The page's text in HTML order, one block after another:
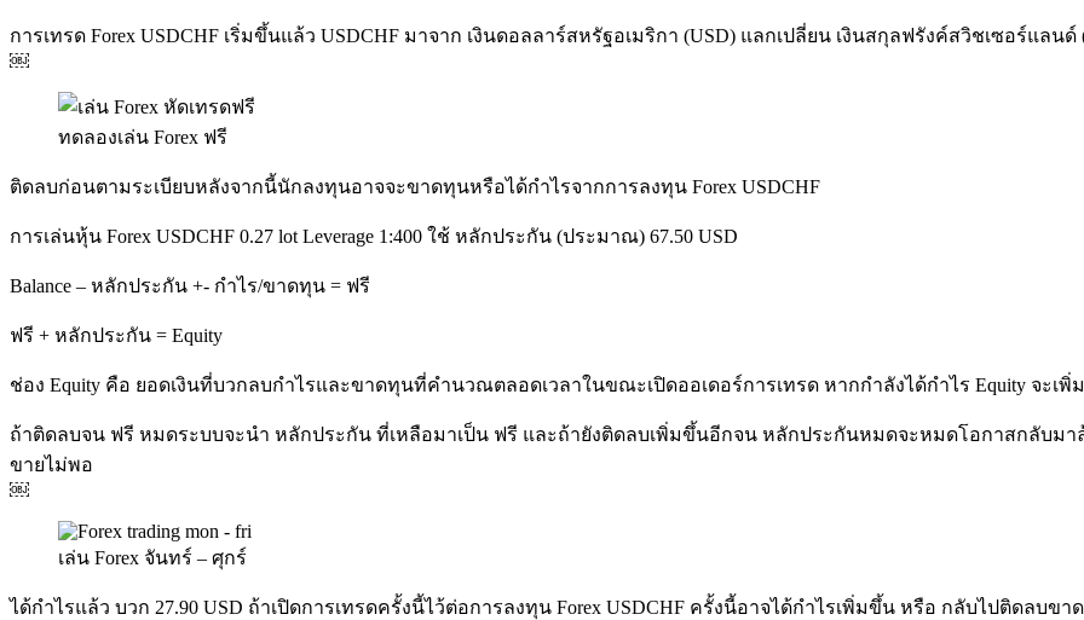
การเทรด Forex USDCHF เริ่มขึ้นแล้ว USDCHF มาจาก เงินดอลลาร์สหรัฐอเมริกา (USD) แลกเปลี่ยน เงินสกุลฟรังค์สวิชเซอร์แลนด์
￼
ทดลองเล่น Forex ฟรี
ติดลบก่อนตามระเบียบหลังจากนี้นักลงทุนอาจจะขาดทุนหรือได้กำไรจากการลงทุน Forex USDCHF
การเล่นหุ้น Forex USDCHF 0.27 lot Leverage 1:400 ใช้ หลักประกัน (ประมาณ) 67.50 USD
Balance – หลักประกัน +- กำไร/ขาดทุน = ฟรี
ฟรี + หลักประกัน = Equity
ช่อง Equity คือ ยอดเงินที่บวกลบกำไรและขาดทุนที่คำนวณตลอดเวลาในขณะเปิดออเดอร์การเทรด หากกำลังได้กำไร Equity จะเพิ่ม
ถ้าติดลบจน ฟรี หมดระบบจะนำ หลักประกัน ที่เหลือมาเป็น ฟรี และถ้ายังติดลบเพิ่มขึ้นอีกจน หลักประกันหมดจะหมดโอกาสกลับม
ขายไม่พอ
￼
เล่น Forex จันทร์ – ศุกร์
ได้กำไรแล้ว บวก 27.90 USD ถ้าเปิดการเทรดครั้งนี้ไว้ต่อการลงทุน Forex USDCHF ครั้งนี้อาจได้กำไรเพิ่มขึ้น หรือ กลับไปติดลบขา